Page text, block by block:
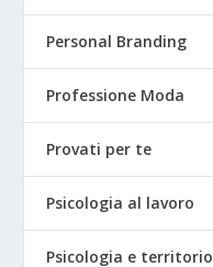
Personal Branding
Professione Moda
Provati per te
Psicologia al lavoro
Psicologia e territorio